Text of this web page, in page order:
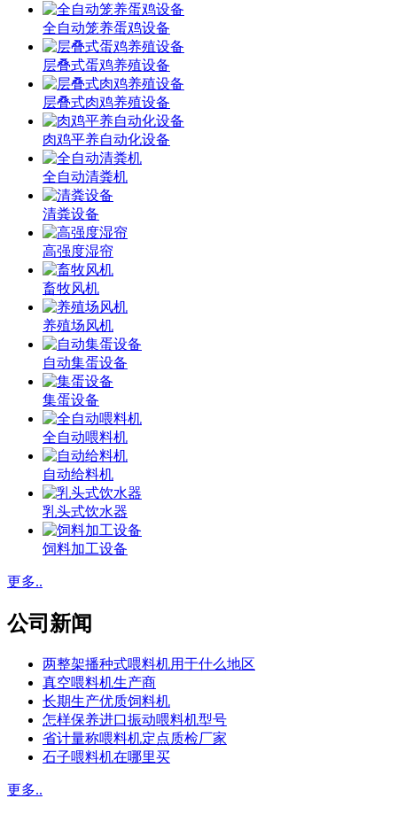
全自动笼养蛋鸡设备
层叠式蛋鸡养殖设备
层叠式肉鸡养殖设备
肉鸡平养自动化设备
全自动清粪机
清粪设备
高强度湿帘
畜牧风机
养殖场风机
自动集蛋设备
集蛋设备
全自动喂料机
自动给料机
乳头式饮水器
饲料加工设备
更多..
公司新闻
两整架播种式喂料机用于什么地区
真空喂料机生产商
长期生产优质饲料机
怎样保养进口振动喂料机型号
省计量称喂料机定点质检厂家
石子喂料机在哪里买
更多..